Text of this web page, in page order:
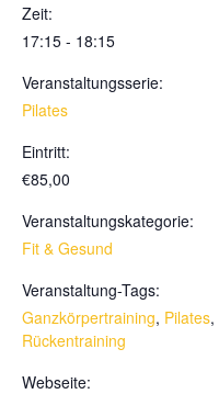
Zeit:
17:15 - 18:15
Veranstaltungsserie:
Pilates
Eintritt:
€85,00
Veranstaltungskategorie:
Fit & Gesund
Veranstaltung-Tags:
Ganzkörpertraining, Pilates,
Rückentraining
Webseite: